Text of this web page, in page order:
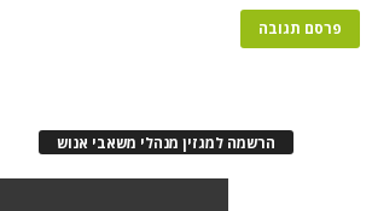
הרשמה למגזין מנהלי משאבי אנוש